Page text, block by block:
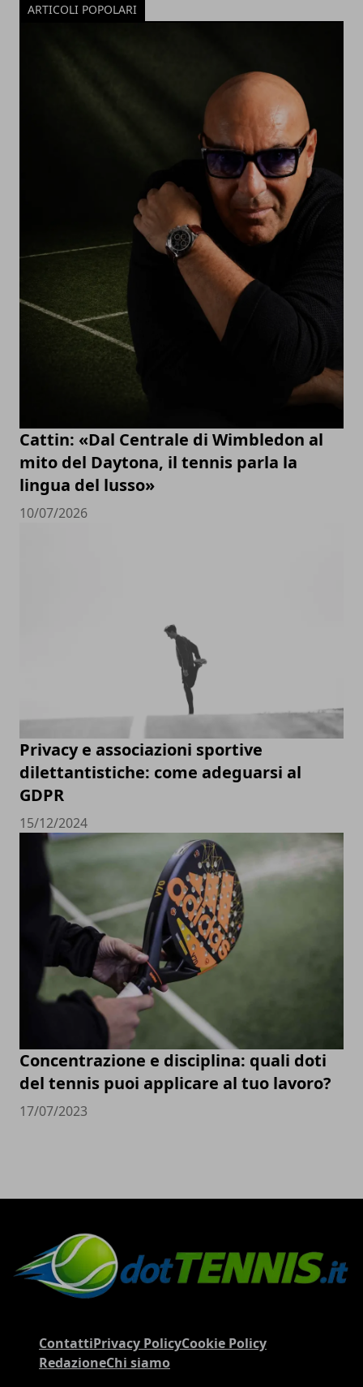
ARTICOLI POPOLARI
Cattin: «Dal Centrale di Wimbledon al
mito del Daytona, il tennis parla la
lingua del lusso»
10/07/2026
Privacy e associazioni sportive
dilettantistiche: come adeguarsi al
GDPR
15/12/2024
Concentrazione e disciplina: quali doti
del tennis puoi applicare al tuo lavoro?
17/07/2023
ContattiPrivacy PolicyCookie Policy
RedazioneChi siamo